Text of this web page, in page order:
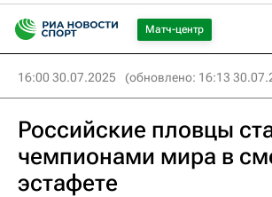
Матч-центр
16:00 30.07.2025 (обновлено: 16:13
Российские пловцы
чемпионами мира в
эстафете